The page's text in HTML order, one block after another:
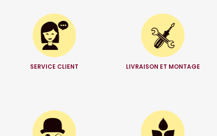
SERVICE CLIENT LIVRAISON ET MONTAGE